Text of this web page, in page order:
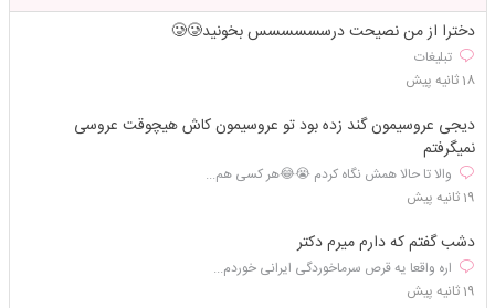
دخترا از من نصیحت درسسسسسس بخونید🥲🥲
تبلیغات
18 ثانیه پیش
دیجی عروسیمون گند زده بود تو عروسیمون کاش هیچوقت عروسی
نمیگرفتم
والا تا حالا همش نگاه کردم 😭😂هر کسی هم...
19 ثانیه پیش
دشب گفتم که دارم میرم دکتر
اره واقعا یه قرص سرماخوردگی ایرانی خوردم...
19 ثانیه پیش